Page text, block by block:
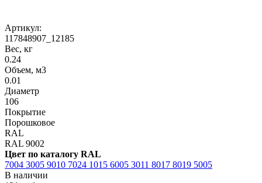
Артикул:
117848907_12185
Вес, кг
0.24
Объем, м3
0.01
Диаметр
106
Покрытие
Порошковое
RAL
RAL 9002
Цвет по каталогу RAL
7004 3005 9010 7024 1015 6005 3011 8017 8019 5005
В наличии